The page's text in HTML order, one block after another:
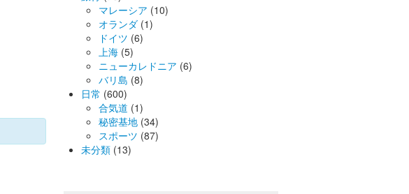
マレーシア (10)
オランダ (1)
ドイツ (6)
上海 (5)
ニューカレドニア (6)
バリ島 (8)
日常 (600)
合気道 (1)
秘密基地 (34)
スポーツ (87)
未分類 (13)